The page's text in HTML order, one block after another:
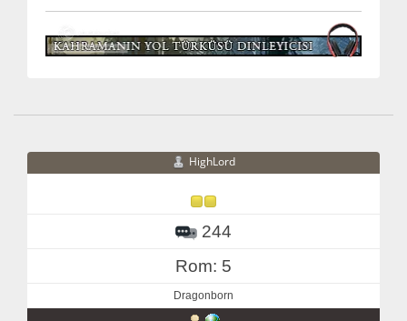
HighLord
244
Rom: 5
Dragonborn